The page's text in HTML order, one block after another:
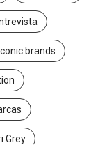
Iconic brands
Grey